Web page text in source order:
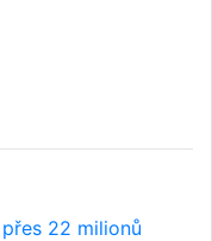
22 milionů